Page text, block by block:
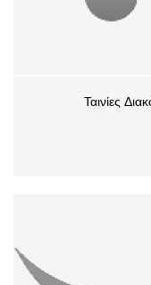
Ταινίες